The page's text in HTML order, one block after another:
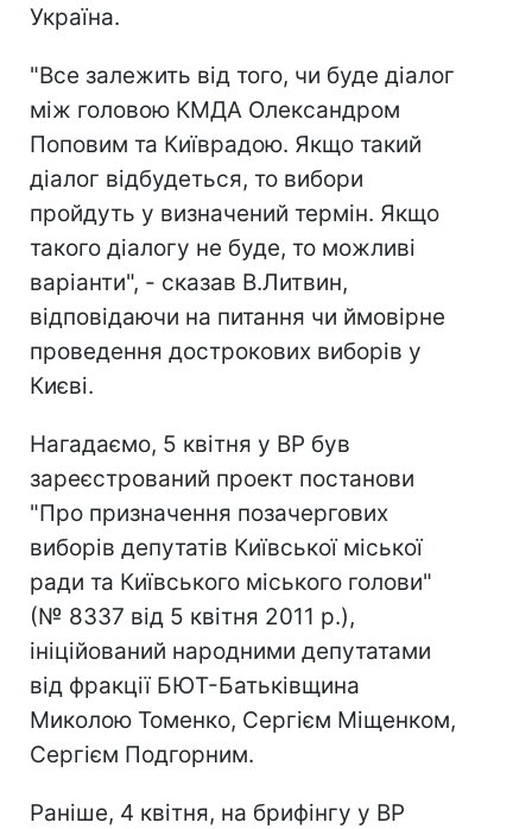
Україна.
"Все залежить від того, чи буде діалог
між головою КМДА Олександром
Поповим та Київрадою. Якщо такий
діалог відбудеться, то вибори
пройдуть у визначений термін. Якщо
такого діалогу не буде, то можливі
варіанти", - сказав В.Литвин,
відповідаючи на питання чи ймовірне
проведення дострокових виборів у
Києві.
Нагадаємо, 5 квітня у ВР був
зареєстрований проект постанови
"Про призначення позачергових
виборів депутатів Київської міської
ради та Київського міського голови"
(№ 8337 від 5 квітня 2011 р.),
ініційований народними депутатами
від фракції БЮТ-Батьківщина
Миколою Томенко, Сергієм Міщенком,
Сергієм Подгорним.
Раніше, 4 квітня, на брифінгу у ВР